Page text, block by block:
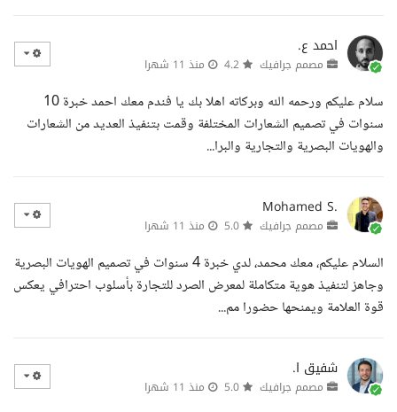
احمد ع.
مصمم جرافيك منذ 11 شهرا
سلام عليكم ورحمه الله وبركاته اهلا بك يا فندم معك احمد خبرة 10
سنوات في تصميم الشعارات المختلفة وقمت بتنفيذ العديد من الشعارات
والهويات البصرية والتجارية والبرا...
Mohamed S.
مصمم جرافيك منذ 11 شهرا
السلام عليكم، معك محمد، لدي خبرة 4 سنوات في تصميم الهويات البصرية
وجاهز لتنفيذ هوية متكاملة لمعرض الصرد للتجارة بأسلوب احترافي يعكس
قوة العلامة ويمنحها حضورا مم...
شفيق ا.
مصمم جرافيك منذ 11 شهرا